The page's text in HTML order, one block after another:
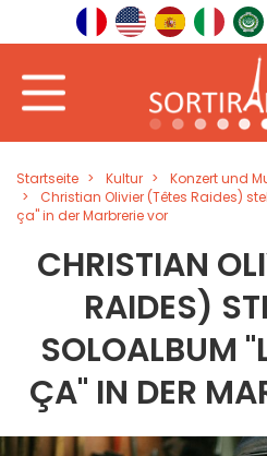
Startseite Kultur
Konzert und
Christian Olivier (Têtes Raides)
ça" in der Marbrerie vor
CHRISTIAN
RAIDES)
SOLOALBUM
ÇA" IN DER